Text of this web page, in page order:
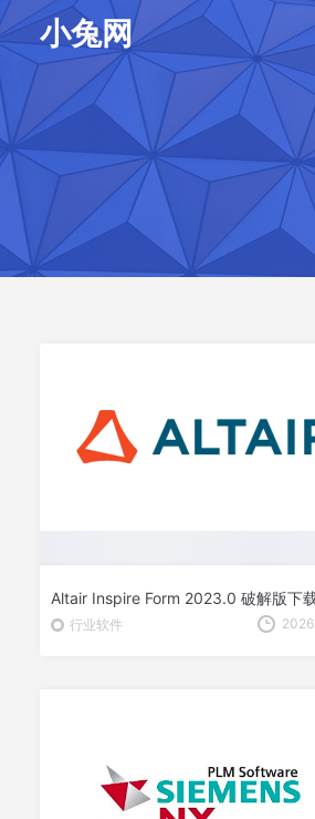
小兔网
Altair Inspire Form 2023.0 破解版下
行业软件